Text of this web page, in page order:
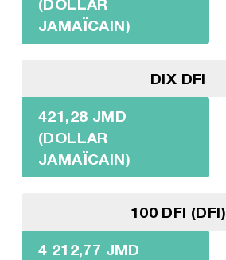
JAMAÏCAIN)
DIX DFI
421,28 JMD
(DOLLAR
JAMAÏCAIN)
100 DFI (DFI)
4 212,77 JMD